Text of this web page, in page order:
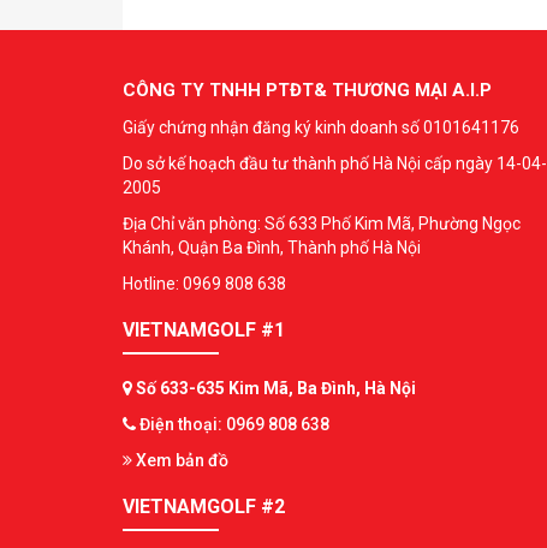
CÔNG TY TNHH PTĐT& THƯƠNG MẠI A.I.P
Giấy chứng nhận đăng ký kinh doanh số 0101641176
Do sở kế hoạch đầu tư thành phố Hà Nội cấp ngày 14-04-
2005
Địa Chỉ văn phòng: Số 633 Phố Kim Mã, Phường Ngọc
Khánh, Quận Ba Đình, Thành phố Hà Nội
Hotline: 0969 808 638
VIETNAMGOLF #1
Số 633-635 Kim Mã, Ba Đình, Hà Nội
Điện thoại: 0969 808 638
Xem bản đồ
VIETNAMGOLF #2